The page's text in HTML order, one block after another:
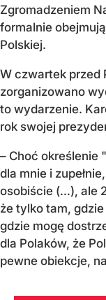
Zgromadzeniem
formalnie
Polskiej.
W czwartek przed
zorganizowano
to wydarzenie.
rok swojej
– Choć określenie
dla mnie i
osobiście (…), ale
że tylko tam,
gdzie mogę
dla Polaków, że
pewne obiekcje,